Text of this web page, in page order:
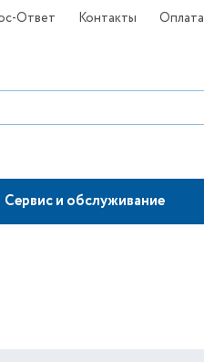
Ответ Контакты
Сервис и обслуживание